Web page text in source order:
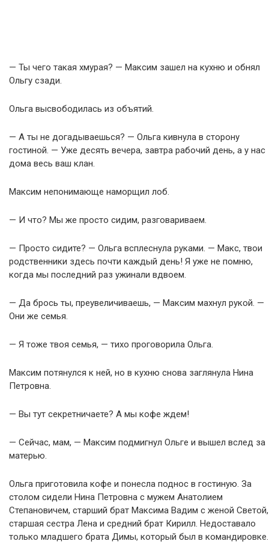
— Ты чего такая хмурая? — Максим зашел на кухню и обнял
Ольгу сзади.
Ольга высвободилась из объятий.
— А ты не догадываешься? — Ольга кивнула в сторону
гостиной. — Уже десять вечера, завтра рабочий день, а у нас
дома весь ваш клан.
Максим непонимающе наморщил лоб.
— И что? Мы же просто сидим, разговариваем.
— Просто сидите? — Ольга всплеснула руками. — Макс, твои
родственники здесь почти каждый день! Я уже не помню,
когда мы последний раз ужинали вдвоем.
— Да брось ты, преувеличиваешь, — Максим махнул рукой. —
Они же семья.
— Я тоже твоя семья, — тихо проговорила Ольга.
Максим потянулся к ней, но в кухню снова заглянула Нина
Петровна.
— Вы тут секретничаете? А мы кофе ждем!
— Сейчас, мам, — Максим подмигнул Ольге и вышел вслед за
матерью.
Ольга приготовила кофе и понесла поднос в гостиную. За
столом сидели Нина Петровна с мужем Анатолием
Степановичем, старший брат Максима Вадим с женой Светой,
старшая сестра Лена и средний брат Кирилл. Недоставало
только младшего брата Димы, который был в командировке.